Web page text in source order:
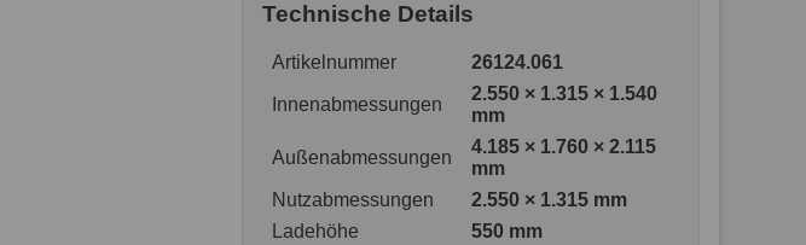
Technische Details
Artikelnummer 26124.061
Innenabmessungen
2.550 × 1.315 × 1.540
mm
Außenabmessungen
4.185 × 1.760 × 2.115
mm
Nutzabmessungen
2.550 × 1.315 mm
Ladehöhe
550 mm